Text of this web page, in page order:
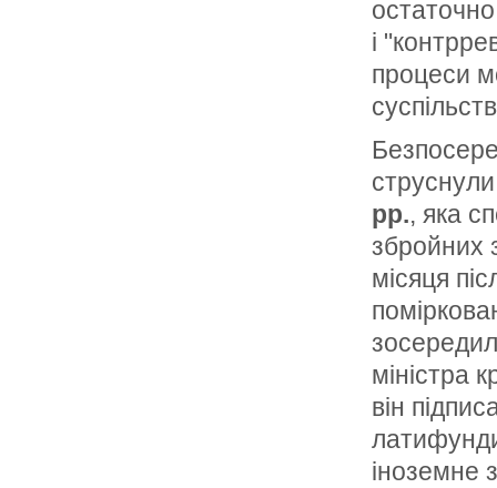
і
процеси
рр., яка
збройних
місяця
міністра
він
іноземне